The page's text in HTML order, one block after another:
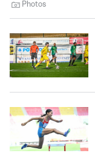
Photos